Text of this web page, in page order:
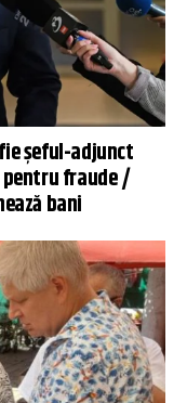
șeful-adjunct
pentru fraude /
bani